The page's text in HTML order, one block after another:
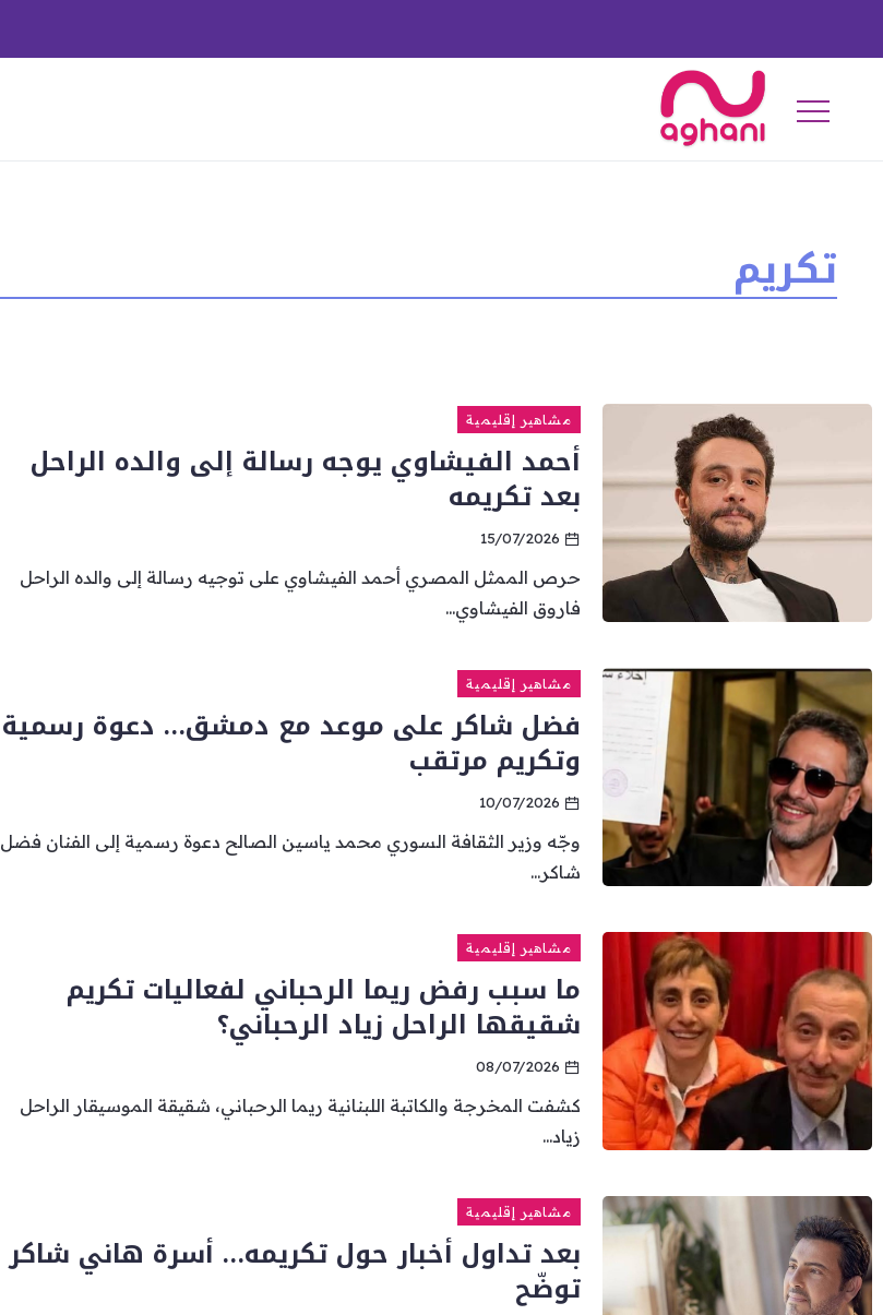
تكريم
مشاهير إقليمية
أحمد الفيشاوي يوجه رسالة إلى والده الراحل
بعد تكريمه
15/07/2026
حرص الممثل المصري أحمد الفيشاوي على توجيه رسالة إلى والده الراحل
فاروق الفيشاوي...
مشاهير إقليمية
فضل شاكر على موعد مع دمشق… دعوة رسمية
وتكريم مرتقب
10/07/2026
وجّه وزير الثقافة السوري محمد ياسين الصالح دعوة رسمية إلى الفنان فضل
شاكر...
مشاهير إقليمية
ما سبب رفض ريما الرحباني لفعاليات تكريم
شقيقها الراحل زياد الرحباني؟
08/07/2026
كشفت المخرجة والكاتبة اللبنانية ريما الرحباني، شقيقة الموسيقار الراحل
زياد...
مشاهير إقليمية
بعد تداول أخبار حول تكريمه… أسرة هاني شاكر
توضّح